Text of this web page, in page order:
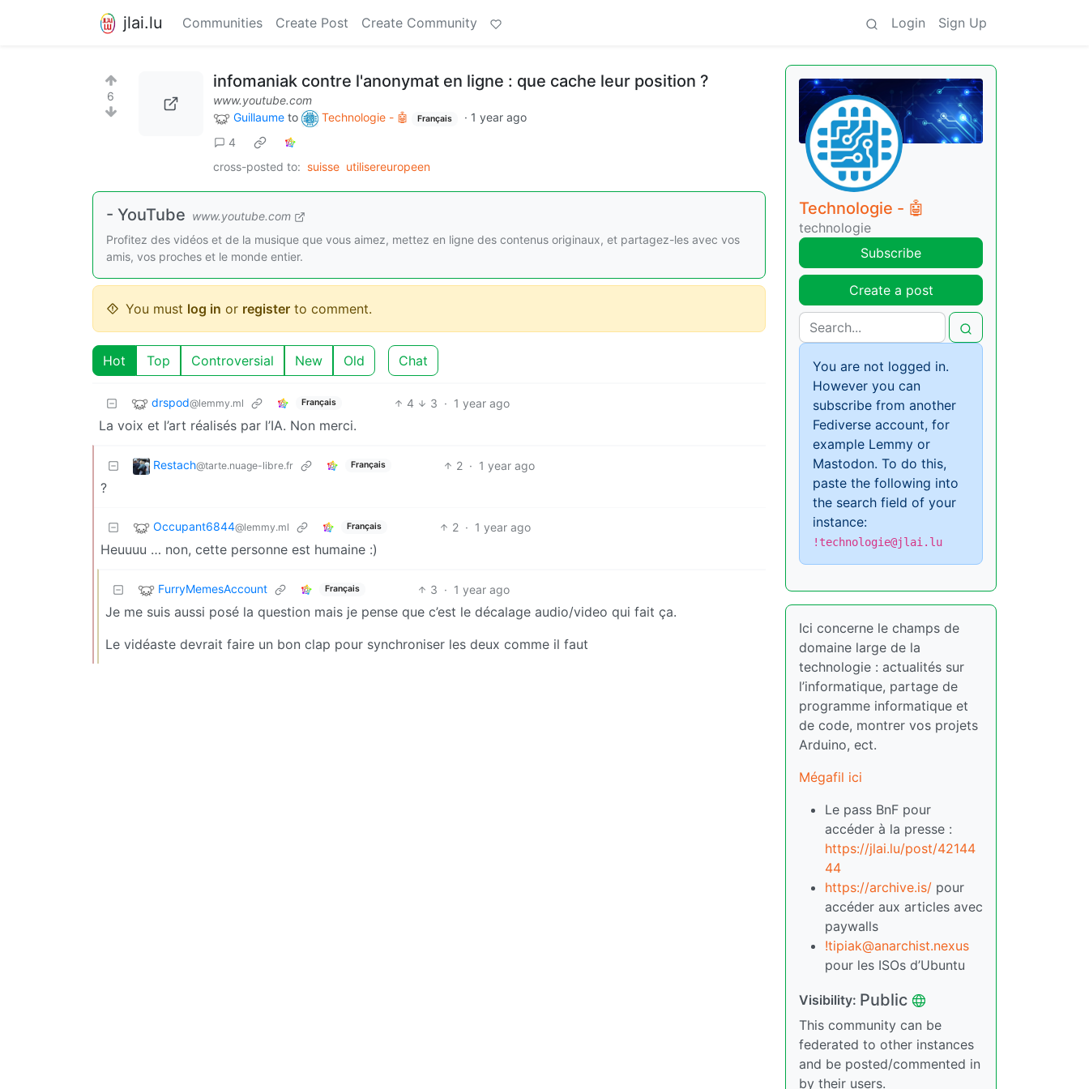
jlai.lu Communities Create Post Create Community Login Sign Up
6
infomaniak contre l'anonymat en ligne : que cache leur position ?
www.youtube.com
Guillaume to Technologie - 🤖 Français · 1 year ago
4
cross-posted to: suisse utilisereuropeen
- YouTube www.youtube.com
Profitez des vidéos et de la musique que vous aimez, mettez en ligne des contenus originaux, et partagez-les avec vos
amis, vos proches et le monde entier.
You must log in or register to comment.
Hot Top Controversial New Old Chat
drspod@lemmy.ml Français 4 3 · 1 year ago
La voix et l’art réalisés par l’IA. Non merci.
Restach@tarte.nuage-libre.fr Français 2 · 1 year ago
?
Occupant6844@lemmy.ml Français 2 · 1 year ago
Heuuuu … non, cette personne est humaine :)
FurryMemesAccount Français 3 · 1 year ago
Je me suis aussi posé la question mais je pense que c’est le décalage audio/video qui fait ça.
Le vidéaste devrait faire un bon clap pour synchroniser les deux comme il faut
Technologie - 🤖
technologie
Subscribe
Create a post
You are not logged in.
However you can
subscribe from another
Fediverse account, for
example Lemmy or
Mastodon. To do this,
paste the following into
the search field of your
instance:
!technologie@jlai.lu
Ici concerne le champs de
domaine large de la
technologie : actualités sur
l’informatique, partage de
programme informatique et
de code, montrer vos projets
Arduino, ect.
Mégafil ici
Le pass BnF pour
accéder à la presse :
https://jlai.lu/post/42144
44
https://archive.is/ pour
accéder aux articles avec
paywalls
!tipiak@anarchist.nexus
pour les ISOs d’Ubuntu
Visibility: Public
This community can be
federated to other instances
and be posted/commented in
by their users.